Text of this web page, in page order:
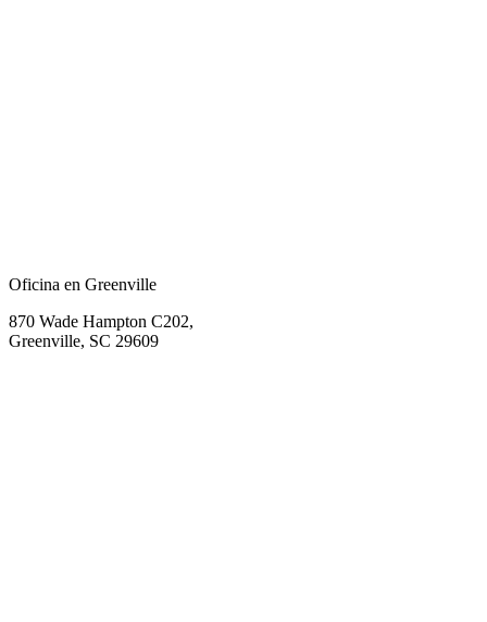
Oficina en Greenville
870 Wade Hampton C202,
Greenville, SC 29609